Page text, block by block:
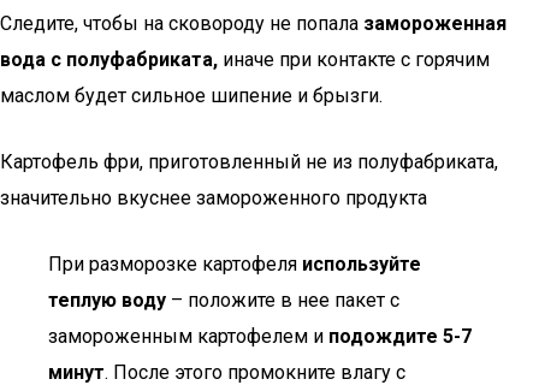
Следите, чтобы на сковороду не попала замороженная
вода с полуфабриката, иначе при контакте с горячим
маслом будет сильное шипение и брызги.
Картофель фри, приготовленный не из полуфабриката,
значительно вкуснее замороженного продукта
При разморозке картофеля используйте
теплую воду – положите в нее пакет с
замороженным картофелем и подождите 5-7
минут. После этого промокните влагу с